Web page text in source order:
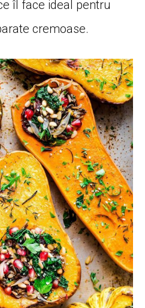
îl face ideal pentru
cremoase.